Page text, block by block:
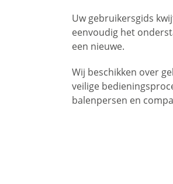
Uw gebruikersgids
eenvoudig het
een nieuwe.
Wij beschikken over
veilige
balenpersen en